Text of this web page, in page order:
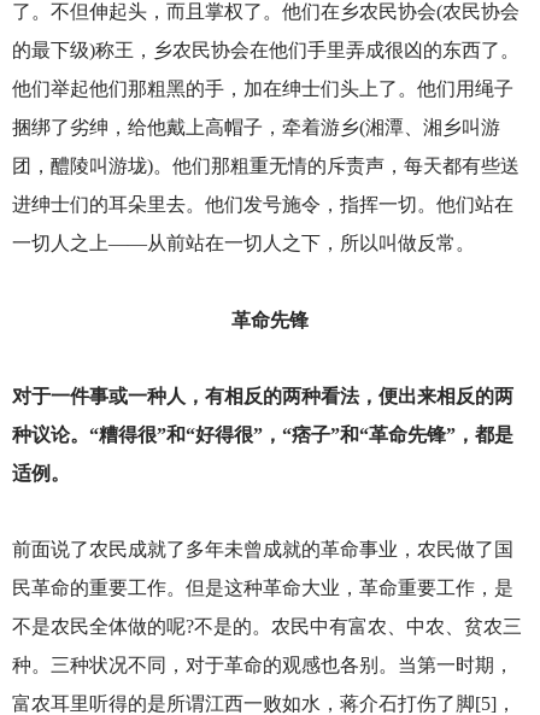
了。不但伸起头，而且掌权了。他们在乡农民协会(农民协会
的最下级)称王，乡农民协会在他们手里弄成很凶的东西了。
他们举起他们那粗黑的手，加在绅士们头上了。他们用绳子
捆绑了劣绅，给他戴上高帽子，牵着游乡(湘潭、湘乡叫游
团，醴陵叫游垅)。他们那粗重无情的斥责声，每天都有些送
进绅士们的耳朵里去。他们发号施令，指挥一切。他们站在
一切人之上——从前站在一切人之下，所以叫做反常。
革命先锋
对于一件事或一种人，有相反的两种看法，便出来相反的两
种议论。“糟得很”和“好得很”，“痞子”和“革命先锋”，都是
适例。
前面说了农民成就了多年未曾成就的革命事业，农民做了国
民革命的重要工作。但是这种革命大业，革命重要工作，是
不是农民全体做的呢?不是的。农民中有富农、中农、贫农三
种。三种状况不同，对于革命的观感也各别。当第一时期，
富农耳里听得的是所谓江西一败如水，蒋介石打伤了脚[5]，